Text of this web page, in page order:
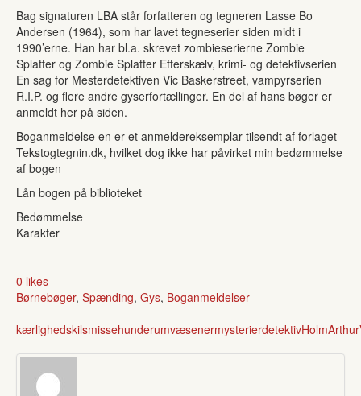
Bag signaturen LBA står forfatteren og tegneren Lasse Bo
Andersen (1964), som har lavet tegneserier siden midt i
1990’erne. Han har bl.a. skrevet zombieserierne Zombie
Splatter og Zombie Splatter Efterskælv, krimi- og detektivserien
En sag for Mesterdetektiven Vic Baskerstreet, vampyrserien
R.I.P. og flere andre gyserfortællinger. En del af hans bøger er
anmeldt her på siden.
Boganmeldelse en er et anmeldereksemplar tilsendt af forlaget
Tekstogtegnin.dk, hvilket dog ikke har påvirket min bedømmelse
af bogen
Lån bogen på biblioteket
Bedømmelse
Karakter
0 likes
Børnebøger, Spænding, Gys, Boganmeldelser
kærlighedskilsmissehunderumvæsenermysterierdetektivHolmArthur